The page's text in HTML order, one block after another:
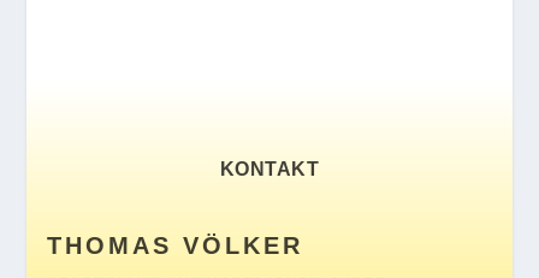
KONTAKT
THOMAS VÖLKER